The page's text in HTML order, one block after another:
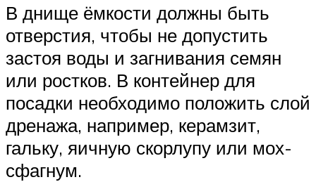
В днище ёмкости должны быть
отверстия, чтобы не допустить
застоя воды и загнивания семян
или ростков. В контейнер для
посадки необходимо положить слой
дренажа, например, керамзит,
гальку, яичную скорлупу или мох-
сфагнум.